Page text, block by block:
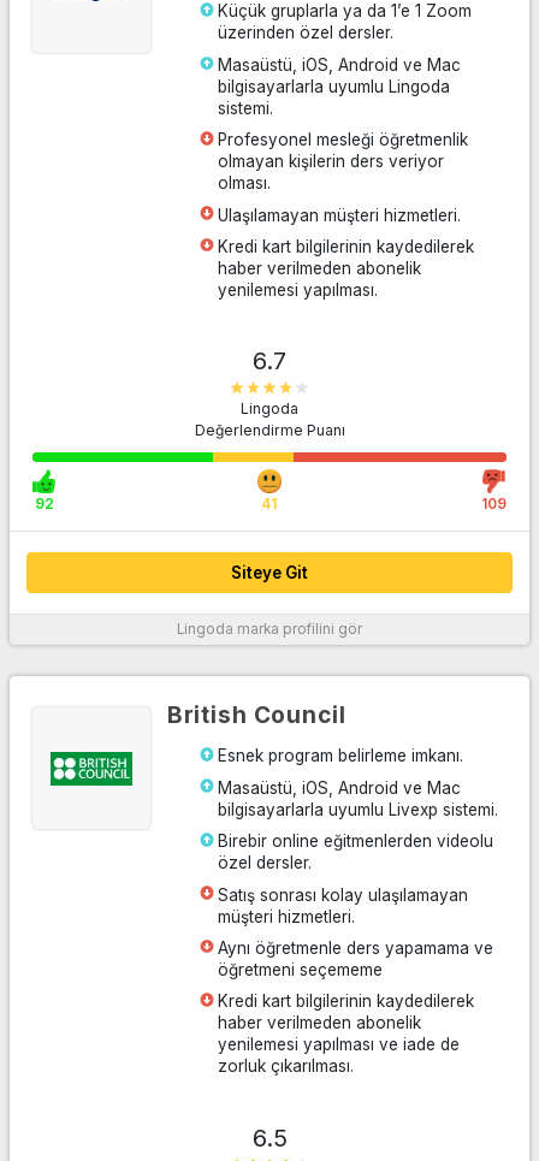
Siteye Git
Küçük gruplarla ya da 1’e 1 Zoom
üzerinden özel dersler.
Masaüstü, iOS, Android ve Mac
bilgisayarlarla uyumlu Lingoda
sistemi.
Profesyonel mesleği öğretmenlik
olmayan kişilerin ders veriyor
olması.
Ulaşılamayan müşteri hizmetleri.
Kredi kart bilgilerinin kaydedilerek
haber verilmeden abonelik
yenilemesi yapılması.
6.7
Lingoda
Değerlendirme Puanı
92 41 109
Siteye Git
Lingoda marka profilini gör
British Council
Esnek program belirleme imkanı.
Masaüstü, iOS, Android ve Mac
bilgisayarlarla uyumlu Livexp sistemi.
Birebir online eğitmenlerden videolu
özel dersler.
Satış sonrası kolay ulaşılamayan
müşteri hizmetleri.
Aynı öğretmenle ders yapamama ve
öğretmeni seçememe
Kredi kart bilgilerinin kaydedilerek
haber verilmeden abonelik
yenilemesi yapılması ve iade de
zorluk çıkarılması.
6.5